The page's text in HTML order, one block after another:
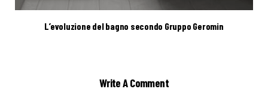
L’evoluzione del bagno secondo Gruppo Geromin
Write A Comment